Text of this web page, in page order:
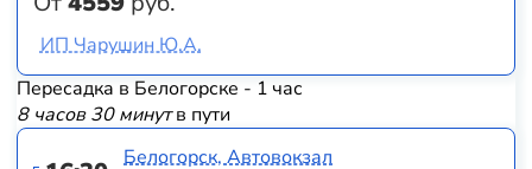
ИП Чарушин Ю.А.
Пересадка в Белогорске - 1 час
8 часов 30 минутв пути
Белогорск, Автовокзал